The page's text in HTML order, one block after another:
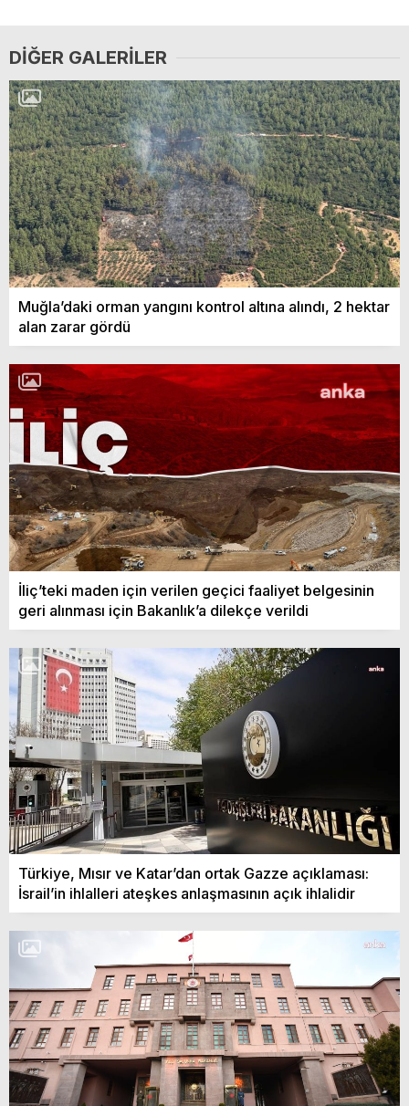
DIĞER GALERILER
Muğla’daki orman yangını kontrol altına alındı, 2 hektar
alan zarar gördü
İliç’teki maden için verilen geçici faaliyet belgesinin
geri alınması için Bakanlık’a dilekçe verildi
Türkiye, Mısır ve Katar’dan ortak Gazze açıklaması:
İsrail’in ihlalleri ateşkes anlaşmasının açık ihlalidir